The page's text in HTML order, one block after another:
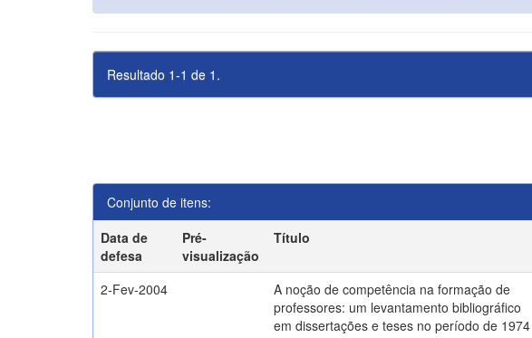
Resultado 1-1 de 1.
Conjunto de itens:
Data de
defesa
Pré-
visualização
Título
2-Fev-2004
A noção de competência na formação de
professores: um levantamento bibliográfico
em dissertações e teses no período de 1974